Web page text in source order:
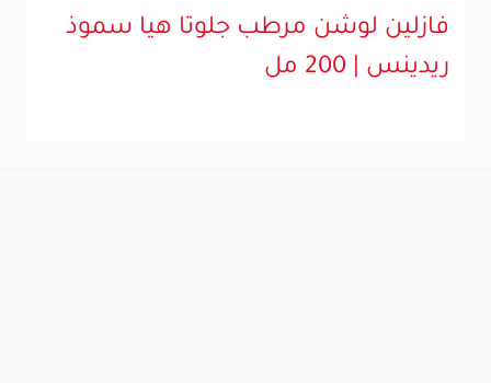
فازلين لوشن مرطب جلوتا هيا سموذ
ريدينس | 200 مل